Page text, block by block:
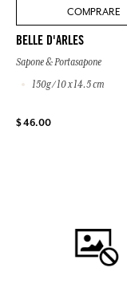
COMPRARE
BELLE D'ARLES
Sapone & Portasapone
150g / 10 x 14.5 cm
$ 46.00